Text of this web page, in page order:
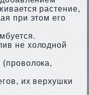
растение,
при этом его
не холодной
их верхушки